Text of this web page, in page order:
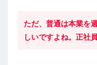
ただ、普通は本業を
しいですよね。正社